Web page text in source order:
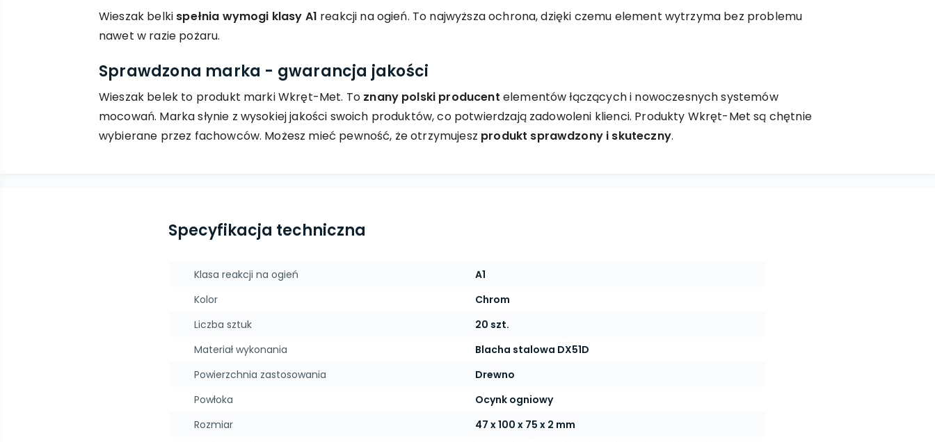
Wieszak belki spełnia wymogi klasy A1 reakcji na ogień. To najwyższa ochrona, dzięki czemu element wytrzyma bez problemu
nawet w razie pożaru.
Sprawdzona marka - gwarancja jakości
Wieszak belek to produkt marki Wkręt-Met. To znany polski producent elementów łączących i nowoczesnych systemów
mocowań. Marka słynie z wysokiej jakości swoich produktów, co potwierdzają zadowoleni klienci. Produkty Wkręt-Met są chętnie
wybierane przez fachowców. Możesz mieć pewność, że otrzymujesz produkt sprawdzony i skuteczny.
Specyfikacja techniczna
Klasa reakcji na ogień
A1
Kolor
Chrom
Liczba sztuk
20 szt.
Materiał wykonania
Blacha stalowa DX51D
Powierzchnia zastosowania
Drewno
Powłoka
Ocynk ogniowy
Rozmiar
47 x 100 x 75 x 2 mm